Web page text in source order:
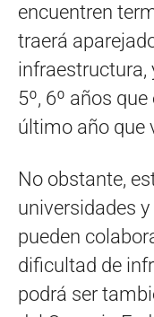
encuentren
traerá
infraestructura,
5º, 6º años
último año que
No obstante,
universidades
pueden
dificultad de
podrá ser